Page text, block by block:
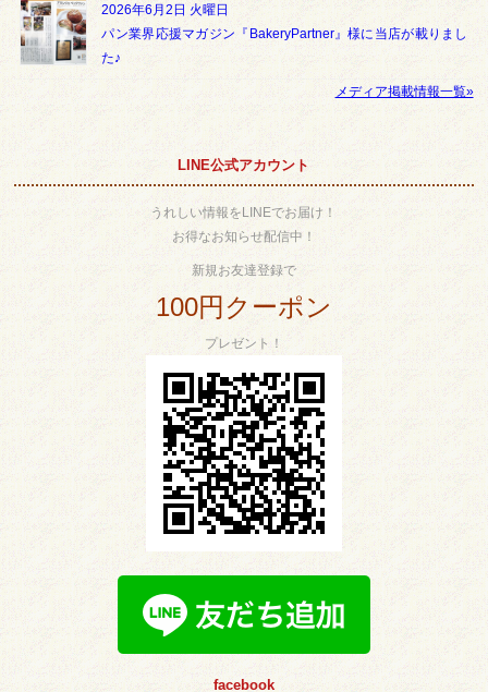
2026年6月2日 火曜日
パン業界応援マガジン『BakeryPartner』様に当店が載りまし
た♪
メディア掲載情報一覧»
LINE公式アカウント
うれしい情報をLINEでお届け！
お得なお知らせ配信中！
新規お友達登録で
100円クーポン
プレゼント！
facebook